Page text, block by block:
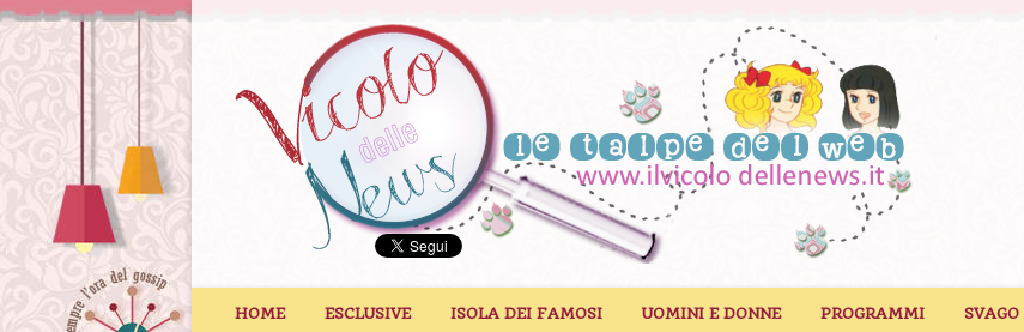
HOME ESCLUSIVE ISOLA DEI FAMOSI UOMINI E DONNE PROGRAMMI SVAGO